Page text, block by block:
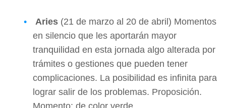
Aries (21 de marzo al 20 de abril) Momentos
en silencio que les aportarán mayor
tranquilidad en esta jornada algo alterada por
trámites o gestiones que pueden tener
complicaciones. La posibilidad es infinita para
lograr salir de los problemas. Proposición.